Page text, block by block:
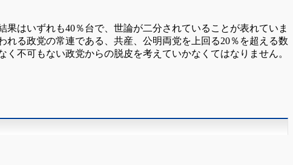
はいずれも40％台で、世論が二分されていることが表れていま
る政党の常連である、共産、公明両党を上回る20％を超える数
不可もない政党からの脱皮を考えていかなくてはなりません。